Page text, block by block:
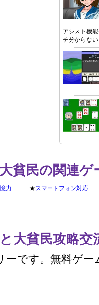
アシスト機
チ分からな
貧民の関連ゲ
力 ★スマートフォン対応
大貧民攻略交
ーです。無料ゲー